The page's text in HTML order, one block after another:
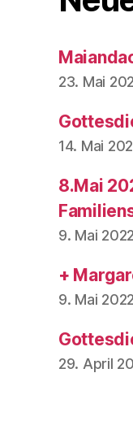
23. Mai
14. Mai
8.Mai
9. Mai 2022
+
9. Mai 2022
29. April